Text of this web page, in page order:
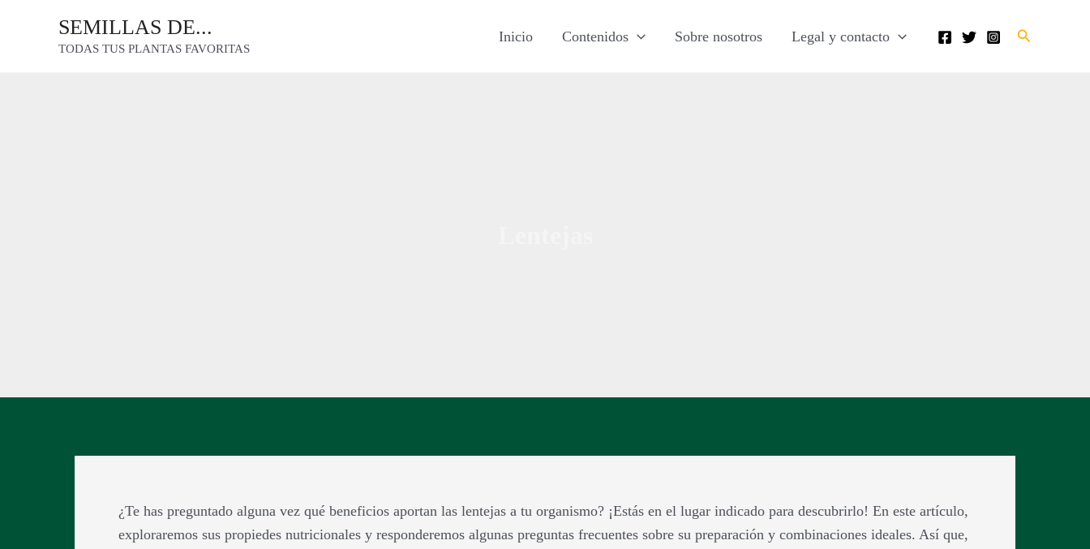
SEMILLAS DE...
TODAS TUS PLANTAS FAVORITAS
Inicio Contenidos Sobre nosotros Legal y contacto Buscar
¿Te has preguntado alguna vez qué beneficios aportan las lentejas a tu organismo? ¡Estás en el lugar indicado para descubrirlo! En este artículo,
exploraremos sus propiedes nutricionales y responderemos algunas preguntas frecuentes sobre su preparación y combinaciones ideales. Así que,